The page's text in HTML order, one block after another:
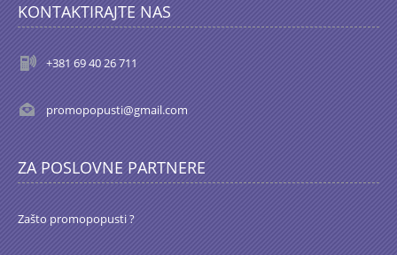
KONTAKTIRAJTE NAS
+381 69 40 26 711
promopopusti@gmail.com
ZA POSLOVNE PARTNERE
Zašto promopopusti ?